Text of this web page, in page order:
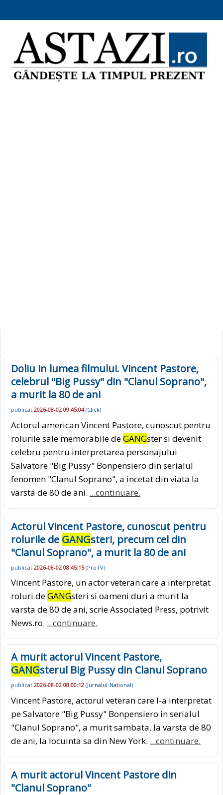
Doliu in lumea filmului. Vincent Pastore,
celebrul "Big Pussy" din "Clanul Soprano",
a murit la 80 de ani
publicat 2026-08-02 09:45:04(Click)
Actorul american Vincent Pastore, cunoscut pentru
rolurile sale memorabile deGANGster si devenit
celebru pentru interpretarea personajului
Salvatore "Big Pussy" Bonpensiero din serialul
fenomen "Clanul Soprano", a incetat din viata la
varsta de 80 de ani. ...continuare.
Actorul Vincent Pastore, cunoscut pentru
rolurile de GANGsteri, precum cel din
"Clanul Soprano", a murit la 80 de ani
publicat 2026-08-02 08:45:15(ProTV)
Vincent Pastore, un actor veteran care a interpretat
roluri deGANGsteri si oameni duri a murit la
varsta de 80 de ani, scrie Associated Press, potrivit
News.ro. ...continuare.
A murit actorul Vincent Pastore,
GANGsterul Big Pussy din Clanul Soprano
publicat 2026-08-02 08:00:12 (Jurnalul-National)
Vincent Pastore, actorul veteran care l-a interpretat
pe Salvatore "Big Pussy" Bonpensiero in serialul
"Clanul Soprano", a murit sambata, la varsta de 80
de ani, la locuinta sa din New York. ...continuare.
A murit actorul Vincent Pastore din
"Clanul Soprano"